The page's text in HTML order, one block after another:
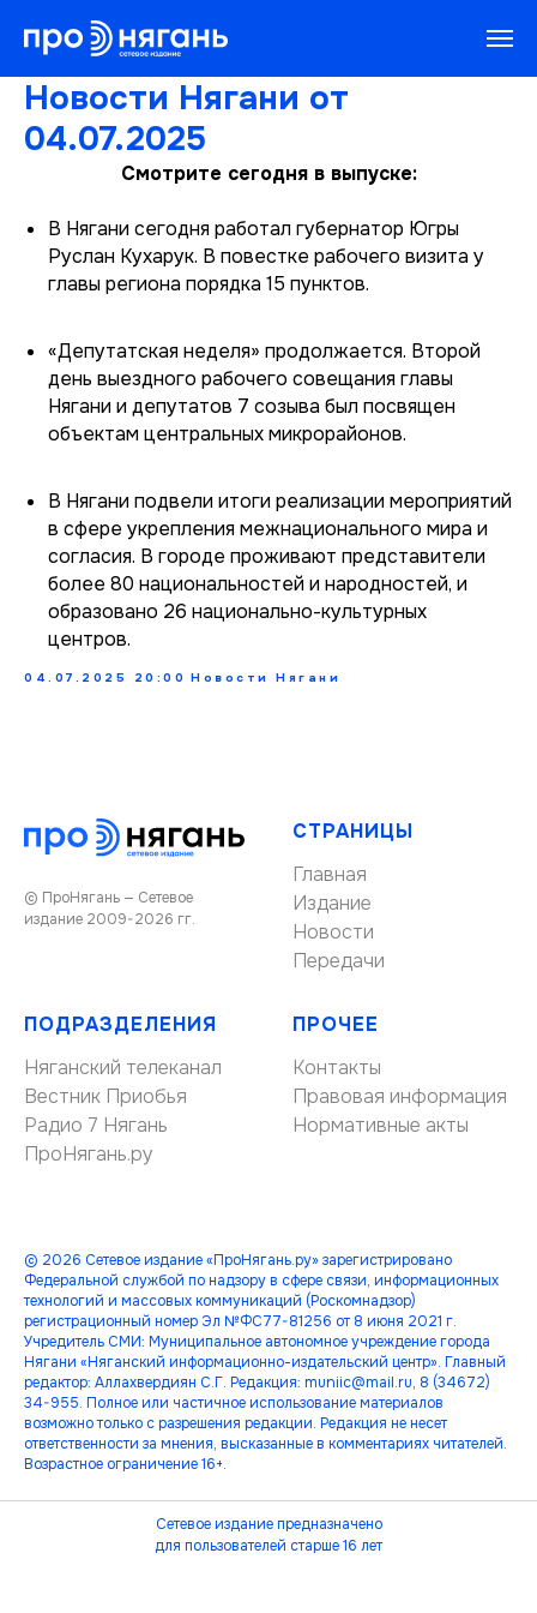
Новости Нягани от
04.07.2025
Смотрите сегодня в выпуске:
В Нягани сегодня работал губернатор Югры
Руслан Кухарук. В повестке рабочего визита у
главы региона порядка 15 пунктов.
«Депутатская неделя» продолжается. Второй
день выездного рабочего совещания главы
Нягани и депутатов 7 созыва был посвящен
объектам центральных микрорайонов.
В Нягани подвели итоги реализации мероприятий
в сфере укрепления межнационального мира и
согласия. В городе проживают представители
более 80 национальностей и народностей, и
образовано 26 национально-культурных
центров.
04.07.2025 20:00 Новости Нягани
© ПроНягань — Сетевое
издание 2009-2026 гг.
СТРАНИЦЫ
Главная
Издание
Новости
Передачи
ПОДРАЗДЕЛЕНИЯ
Няганский телеканал
Вестник Приобья
Радио 7 Нягань
ПроНягань.ру
ПРОЧЕЕ
Контакты
Правовая информация
Нормативные акты
© 2026 Сетевое издание «ПроНягань.ру» зарегистрировано
Федеральной службой по надзору в сфере связи, информационных
технологий и массовых коммуникаций (Роскомнадзор)
регистрационный номер Эл №ФС77-81256 от 8 июня 2021 г.
Учредитель СМИ: Муниципальное автономное учреждение города
Нягани «Няганский информационно-издательский центр». Главный
редактор: Аллахвердиян С.Г. Редакция: muniic@mail.ru, 8 (34672)
34-955. Полное или частичное использование материалов
возможно только с разрешения редакции. Редакция не несет
ответственности за мнения, высказанные в комментариях читателей.
Возрастное ограничение 16+.
Сетевое издание предназначено
для пользователей старше 16 лет